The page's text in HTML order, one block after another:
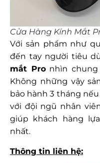
Cửa Hàng Kính Mắt
Với sản phẩm như
đến tay người tiêu
mắt Pronhìn chung
Không những vậy
bảo hành 3 tháng
với đội ngũ nhân
giúp khách hàng
nhất.
Thông tin liên hệ: